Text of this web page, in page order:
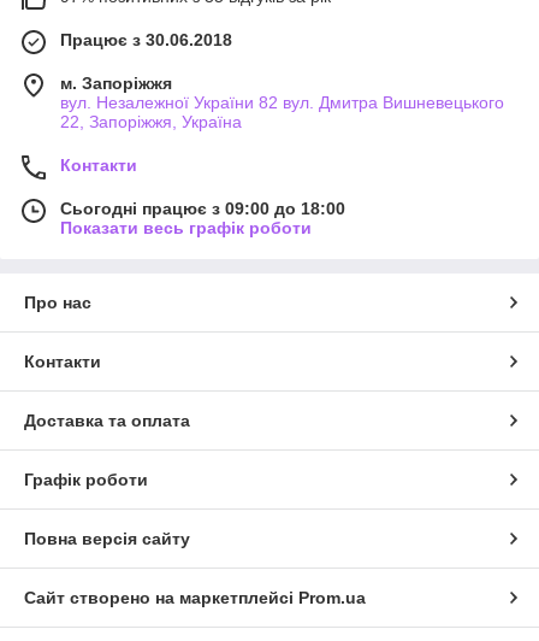
Працює з 30.06.2018
м. Запоріжжя
вул. Незалежної України 82 вул. Дмитра Вишневецького
22, Запоріжжя, Україна
Контакти
Сьогодні працює з 09:00 до 18:00
Показати весь графік роботи
Про нас
Контакти
Доставка та оплата
Графік роботи
Повна версія сайту
Сайт створено на маркетплейсі Prom.ua